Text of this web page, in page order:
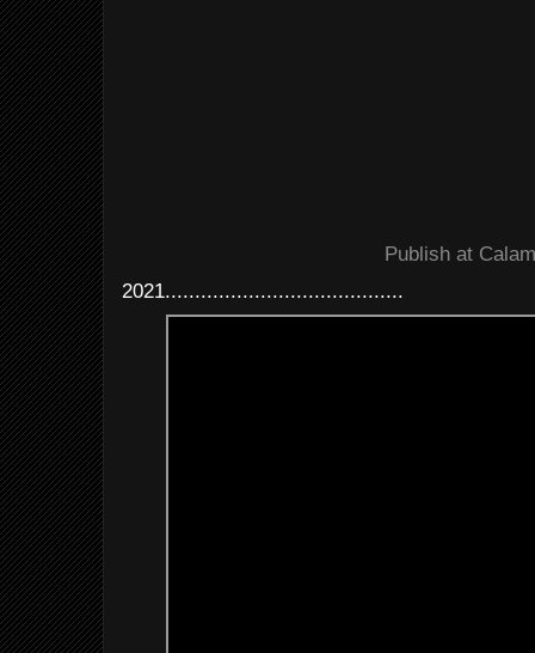
Publish at
2021........................................